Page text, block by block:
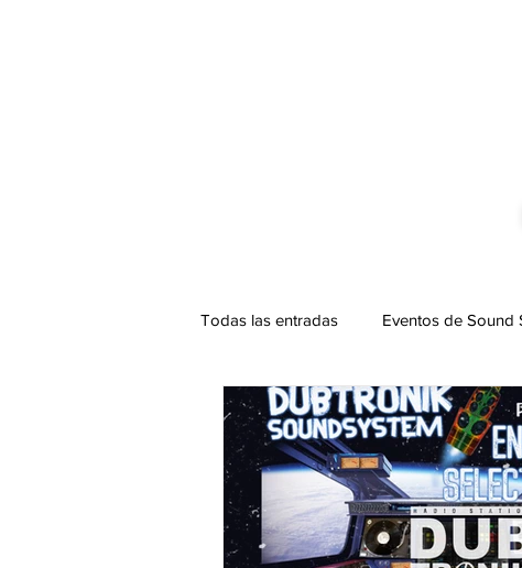
Todas las entradas Eventos de Sound
Podcast. SOUNDMAN Mixtapes
"DUB MEETING LYRICS"